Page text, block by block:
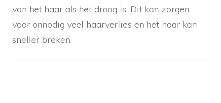
van het haar als het droog is. Dit kan zorgen
voor onnodig veel haarverlies en het haar kan
sneller breken.